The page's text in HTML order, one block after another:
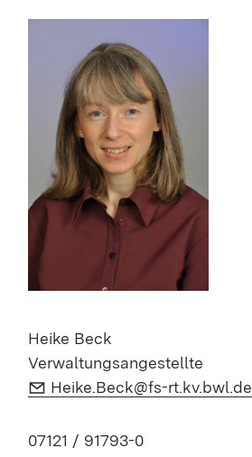
Heike Beck
Verwaltungsangestellte
E-Mail:
Heike.Beck@fs-rt.kv.bwl.de
07121 / 91793-0